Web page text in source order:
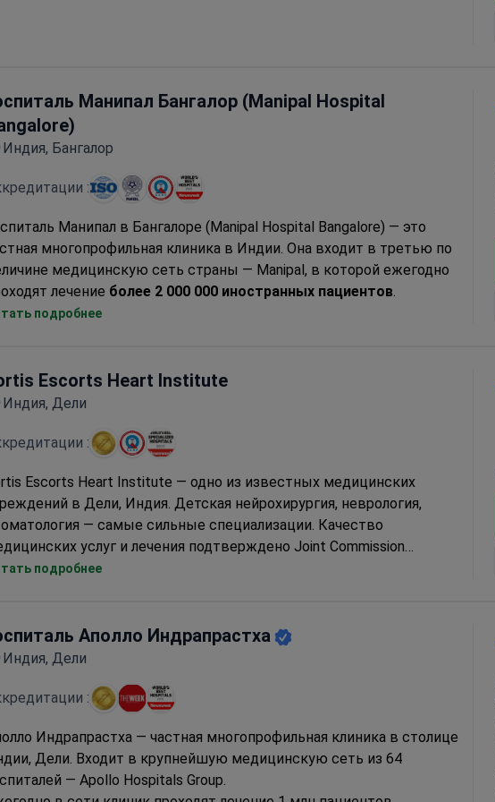
Манипал Бангалор (Manipal Hospital
Индия, Бангалор
:
Манипал в Бангалоре (Manipal Hospital Bangalore) — это
многопрофильная клиника в Индии. Она входит в третью по
медицинскую сеть страны — Manipal, в которой ежегодно
лечение более 2 000 000 иностранных пациентов.
Бангалор
систему искусственного интеллекта IBM Watson
подробнее
Escorts Heart Institute
Индия, Дели
:
Escorts Heart Institute — одно из известных медицинских
в Дели, Индия. Детская нейрохирургия, неврология,
— самые сильные специализации. Качество
услуг и лечения подтверждено Joint Commission
Indian National Hospital Accreditation Board. Пациенты из
подробнее
Аполло Индрапрастха
Индия, Дели
:
Индрапрастха — частная многопрофильная клиника в столице
Дели. Входит в крупнейшую медицинскую сеть из 64
— Apollo Hospitals Group.